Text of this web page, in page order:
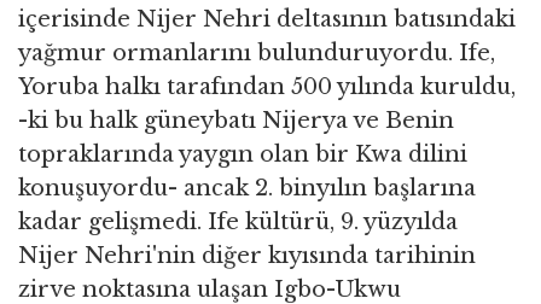
içerisinde Nijer Nehri deltasının batısındaki
yağmur ormanlarını bulunduruyordu. Ife,
Yoruba halkı tarafından 500 yılında kuruldu,
-ki bu halk güneybatı Nijerya ve Benin
topraklarında yaygın olan bir Kwa dilini
konuşuyordu- ancak 2. binyılın başlarına
kadar gelişmedi. Ife kültürü, 9. yüzyılda
Nijer Nehri'nin diğer kıyısında tarihinin
zirve noktasına ulaşan Igbo-Ukwu